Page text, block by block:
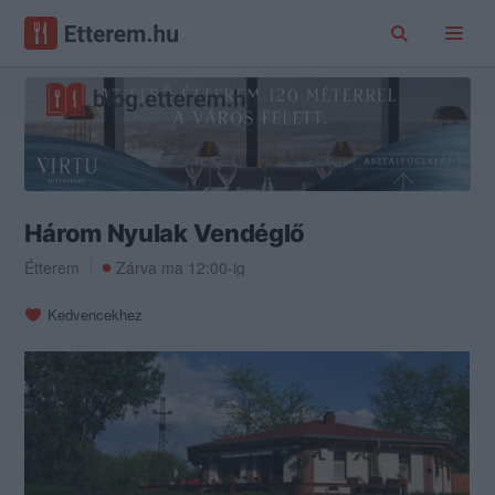
Három Nyulak Vendéglő
Étterem Zárva ma 12:00-ig
Kedvencekhez